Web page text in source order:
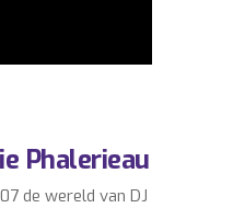
Phalerieau
de wereld van DJ